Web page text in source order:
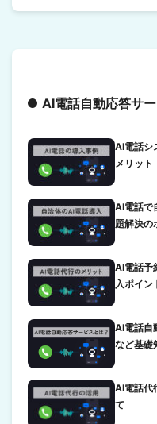
AI電話自動応答サ
AI電話シ
メリッ
AI電話で
題解決の
AI電話予
入ポイン
AI電話自
など基礎
AI電話代
て